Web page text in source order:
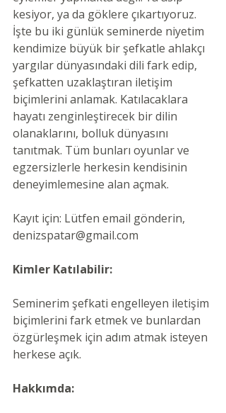
kesiyor, ya da göklere çıkartıyoruz.
İşte bu iki günlük seminerde niyetim
kendimize büyük bir şefkatle ahlakçı
yargılar dünyasındaki dili fark edip,
şefkatten uzaklaştıran iletişim
biçimlerini anlamak. Katılacaklara
hayatı zenginleştirecek bir dilin
olanaklarını, bolluk dünyasını
tanıtmak. Tüm bunları oyunlar ve
egzersizlerle herkesin kendisinin
deneyimlemesine alan açmak.
Kayıt için: Lütfen email gönderin,
denizspatar@gmail.com
Kimler Katılabilir:
Seminerim şefkati engelleyen iletişim
biçimlerini fark etmek ve bunlardan
özgürleşmek için adım atmak isteyen
herkese açık.
Hakkımda: